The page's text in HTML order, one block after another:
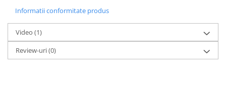
Informatii conformitate produs
Video (1)
Review-uri(0)